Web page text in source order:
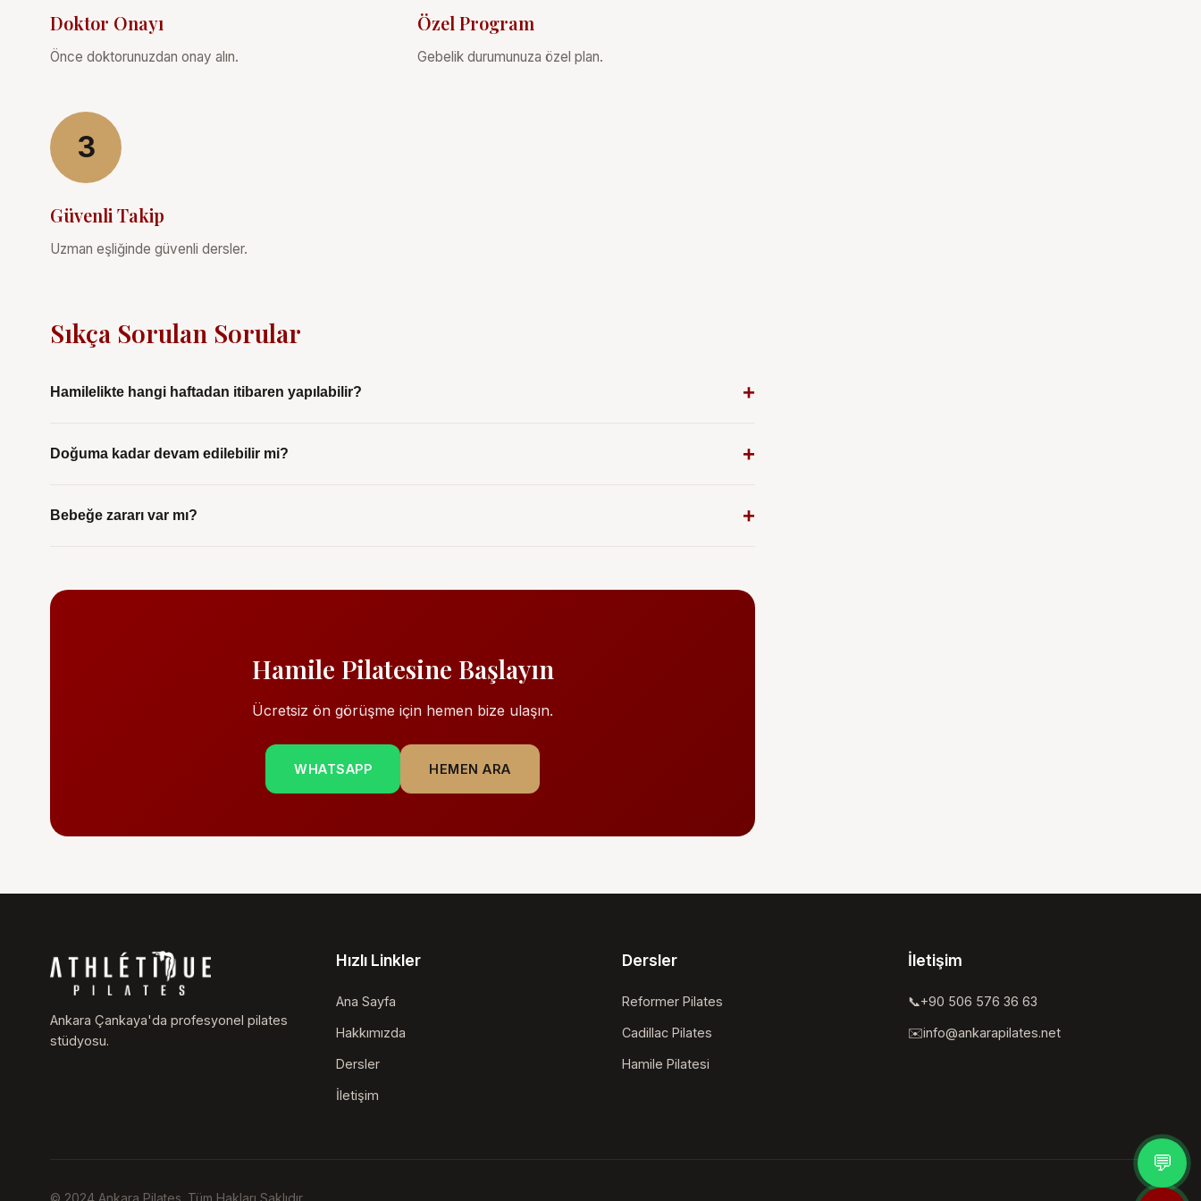
Doktor Onayı
Önce doktorunuzdan onay alın.
Özel Program
Gebelik durumunuza özel plan.
3
Güvenli Takip
Uzman eşliğinde güvenli dersler.
Sıkça Sorulan Sorular
Hamilelikte hangi haftadan itibaren yapılabilir?
Doğuma kadar devam edilebilir mi?
modifiye edilir.
Bebeğe zararı var mı?
Hamile Pilatesine Başlayın
Ücretsiz ön görüşme için hemen bize ulaşın.
WHATSAPP HEMEN ARA
Ankara Çankaya'da profesyonel pilates
stüdyosu.
Hızlı Linkler
Ana Sayfa
Hakkımızda
Dersler
İletişim
Dersler
Reformer Pilates
Cadillac Pilates
Hamile Pilatesi
İletişim
📞+90 506 576 36 63
✉️info@ankarapilates.net
© 2024 Ankara Pilates. Tüm Hakları Saklıdır.
💬